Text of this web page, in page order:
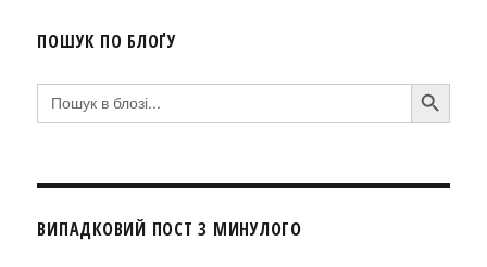
ПОШУК ПО БЛОҐУ
Search
for:
SEARCH BUTTON
ВИПАДКОВИЙ ПОСТ З МИНУЛОГО